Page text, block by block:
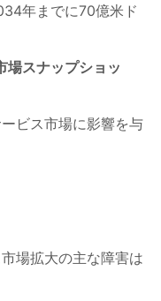
年までに70億米ド
場スナップショッ
ビス市場に影響を与
場拡大の主な障害は